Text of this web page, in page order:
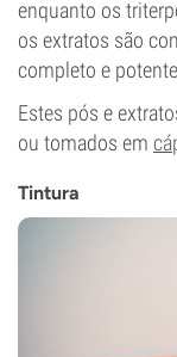
enquanto os
os extratos são
completo e
Estes pós e
ou tomados em
Tintura